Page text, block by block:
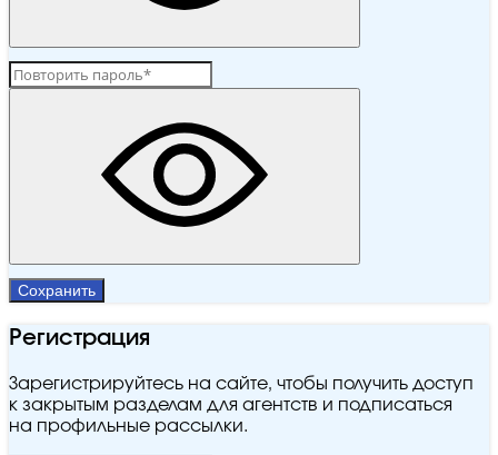
Сохранить
Регистрация
Зарегистрируйтесь на сайте, чтобы получить доступ
к закрытым разделам для агентств и подписаться
на профильные рассылки.